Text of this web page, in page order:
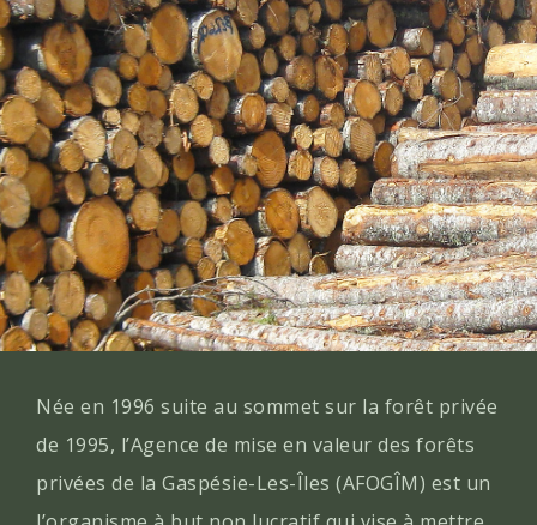
Née en 1996 suite au sommet sur la forêt privée
de 1995, l’Agence de mise en valeur des forêts
privées de la Gaspésie-Les-Îles (AFOGÎM) est un